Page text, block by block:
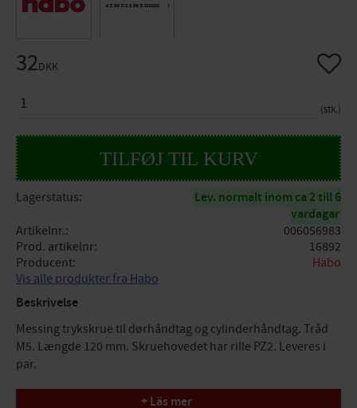
32DKK
stk.
Gem
Lagerstatus
Lev. normalt inom ca 2 till 6
vardagar
Artikelnr.
006056983
Prod. artikelnr
16892
Producent
Habo
Vis alle produkter fra Habo
Beskrivelse
Messing trykskrue til dørhåndtag og cylinderhåndtag. Tråd
M5. Længde 120 mm. Skruehovedet har rille PZ2. Leveres i
par.
Dimensioner: Længde(A)= 120mm
+ Läs mer